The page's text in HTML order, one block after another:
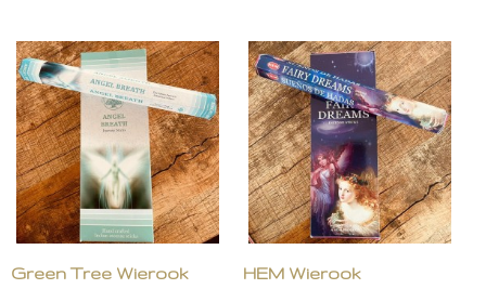
Green Tree Wierook HEM Wierook